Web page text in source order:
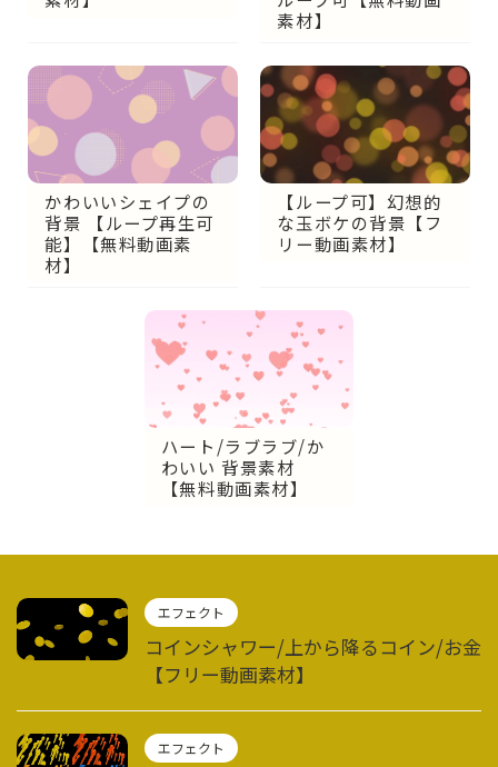
素材】
かわいいシェイプの
背景 【ループ再生可
能】【無料動画素
材】
【ループ可】幻想的
な玉ボケの背景【フ
リー動画素材】
ハート/ラブラブ/か
わいい 背景素材
【無料動画素材】
エフェクト
コインシャワー/上から降るコイン/お金
【フリー動画素材】
エフェクト